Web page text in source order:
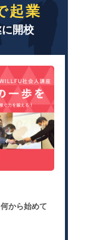
起業
開校
から始めて